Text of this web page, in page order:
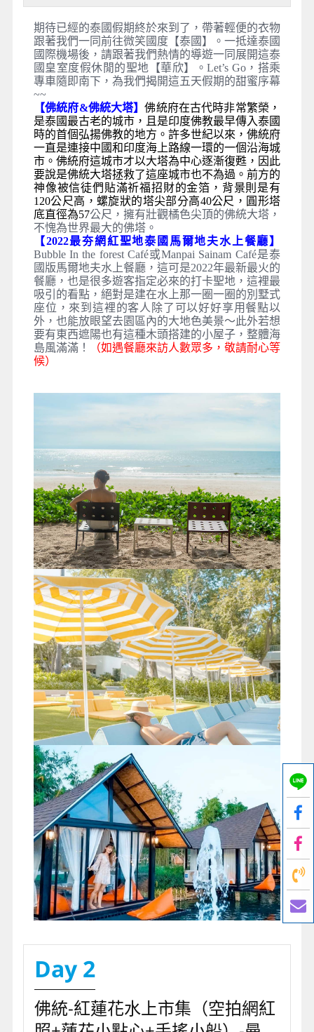
期待已經的泰國假期終於來到了，帶著輕便的衣物
跟著我們一同前往微笑國度【泰國】。一抵達泰國
國際機場後，請跟著我們熱情的導遊一同展開這泰
國皇室度假休閒的聖地【華欣】。Let’s Go，搭乘
專車隨即南下，為我們揭開這五天假期的甜蜜序幕
~~
【佛統府&佛統大塔】佛統府在古代時非常繁榮，
是泰國 最古老的城市，且是印度佛教最早傳入泰國
時的首個弘揚佛教的地方。許多世紀以來，佛統府
一直是連接中國和印度海上路線一環的一個沿海城
市。佛統府這城市才以大塔為中心逐漸復甦，因此
要說是佛統大塔拯救了這座城市也不為過。前方的
神像被信徒們貼滿祈福招財的金箔，背景則是有
120公尺高，螺旋狀的塔尖部分高40公尺，圓形塔
底直徑為57公尺，擁有壯觀橘色尖頂的佛統大塔，
不愧為世界最大的佛塔。
【2022最夯網紅聖地泰國馬爾地夫水上餐廳】
Bubble In the forest Café或Manpai Sainam Café是泰
國版馬爾地夫水上餐廳，這可是2022年最新最火的
餐廳，也是很多遊客指定必來的打卡聖地，這裡最
吸引的看點，絕對是建在水上那一圈一圈的別墅式
座位，來到這裡的客人除了可以好好享用餐點以
外，也能放眼望去園區內的大地色美景～此外若想
要有東西遮陽也有這種木頭搭建的小屋子，整體海
島風滿滿！
（如遇餐廳來訪人數眾多，敬請耐心等
候）
Day 2
佛統-紅蓮花水上市集（空拍網紅